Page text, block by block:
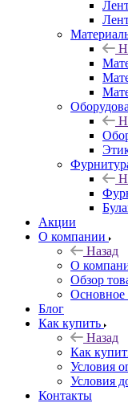
Акции
О компании
Назад
О
Обзор
Основное
Блог
Как купить
Назад
Как
Условия
Условия
Контакты